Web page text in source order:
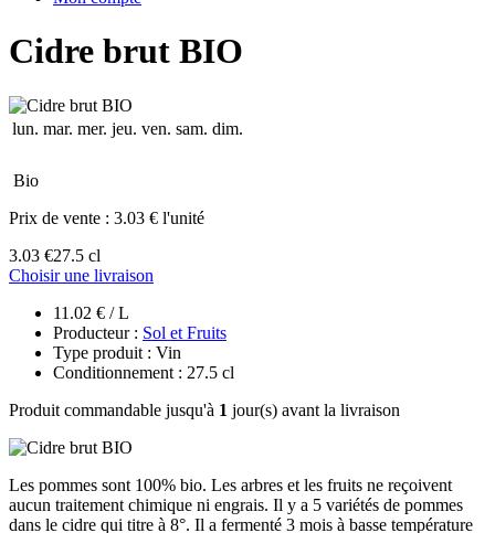
Cidre brut BIO
lun. mar. mer. jeu. ven. sam. dim.
Bio
Prix de vente : 3.03 € l'unité
3.03 €27.5 cl
Choisir une livraison
11.02 € / L
Producteur : Sol et Fruits
Type produit : Vin
Conditionnement : 27.5 cl
Produit commandable jusqu'à 1 jour(s) avant la livraison
Les pommes sont 100% bio. Les arbres et les fruits ne reçoivent
aucun traitement chimique ni engrais. Il y a 5 variétés de pommes
dans le cidre qui titre à 8°. Il a fermenté 3 mois à basse température